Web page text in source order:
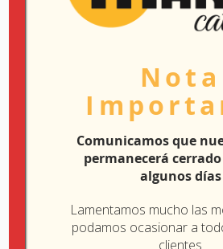
INFORMACIÓN DE
19200 Azuqueca de Henares
pedidos@marpocatering.com
Lunes: Cerrado
Martes - Sábado: 9:30 - 15:00
Nota
Comunicamos que
permanecerá
algunos días
Lamentamos mucho las
podamos ocasionar a
clientes